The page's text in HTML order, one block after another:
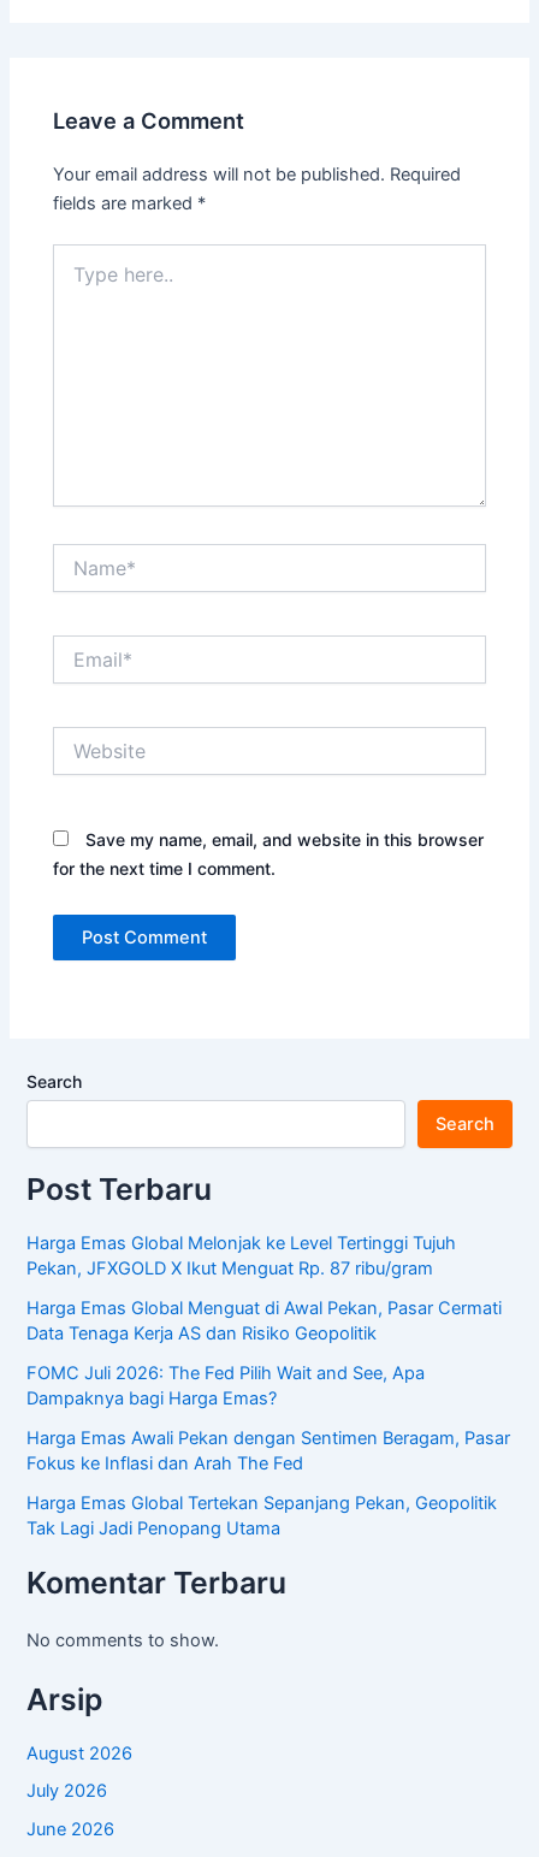
Leave a Comment
Your email address will not be published. Required
fields are marked *
here..
Save my name, email, and website in this browser
for the next time I comment.
Search
Search
Post Terbaru
Harga Emas Global Melonjak ke Level Tertinggi Tujuh
Pekan, JFXGOLD X Ikut Menguat Rp. 87 ribu/gram
Harga Emas Global Menguat di Awal Pekan, Pasar Cermati
Data Tenaga Kerja AS dan Risiko Geopolitik
FOMC Juli 2026: The Fed Pilih Wait and See, Apa
Dampaknya bagi Harga Emas?
Harga Emas Awali Pekan dengan Sentimen Beragam, Pasar
Fokus ke Inflasi dan Arah The Fed
Harga Emas Global Tertekan Sepanjang Pekan, Geopolitik
Tak Lagi Jadi Penopang Utama
Komentar Terbaru
No comments to show.
Arsip
August 2026
July 2026
June 2026